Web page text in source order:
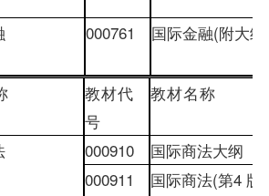
000761 国际金融(附大纲
教材代
号
教材名称
000910
国际商法大纲
000911
国际商法(第4 版